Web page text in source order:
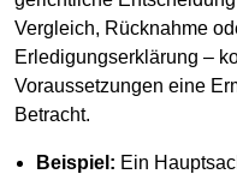
Vergleich, Rücknahme
Erledigungserklärung –
Voraussetzungen eine
Betracht.
Beispiel: Ein